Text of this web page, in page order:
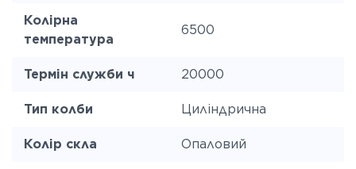
Колірна
температура
6500
Термін служби ч 20000
Тип колби Циліндрична
Колір скла Опаловий